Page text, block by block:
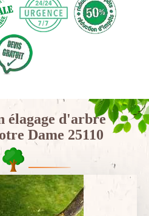
élagage d'arbre
Dame 25110